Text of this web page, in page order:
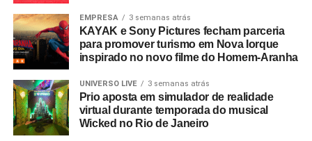
A relevância das experiências esportivas de grande porte
exige planejamento de longo prazo, com marcas já
estruturando ações voltadas para a Copa do Mundo de
2030, que terá partidas distribuídas entre Espanha,
Entre as sedes, o governo do Marrocos antecipou
investimentos por meio do programaAirports 2030
focado em expandir a capacidade para 80 milhões de
EMPRESA 3 semanas atrás
KAYAK e Sony Pictures fecham parceria
para promover turismo em Nova Iorque
inspirado no novo filme do Homem-Aranha
UNIVERSO LIVE 3 semanas atrás
Prio aposta em simulador de realidade
virtual durante temporada do musical
Wicked no Rio de Janeiro